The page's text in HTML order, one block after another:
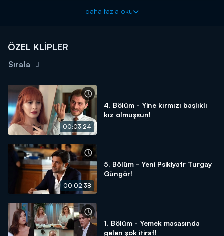
Sadakatsiz yeni bölümüyle Çarşamba 20.00'de Kanal D'de!
daha fazla oku
ÖZEL KLİPLER
Sırala
00:03:24
4. Bölüm - Yine kırmızı başlıklı
kız olmuşsun!
00:02:38
5. Bölüm - Yeni Psikiyatr Turgay
Güngör!
1. Bölüm - Yemek masasında
gelen şok itiraf!